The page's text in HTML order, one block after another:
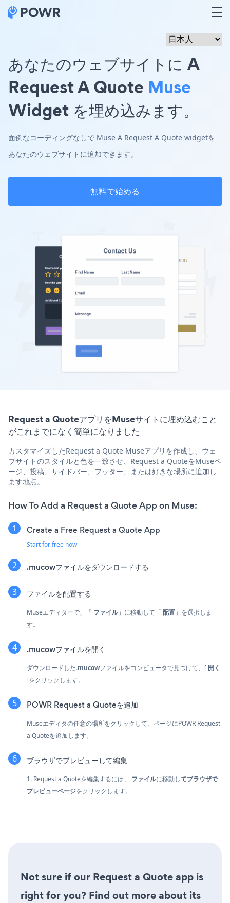
あなたのウェブサイトに A
Request A Quote Muse
Widget を埋め込みます。
面倒なコーディングなしで Muse A Request A Quote widgetを
あなたのウェブサイトに追加できます。
無料で始める
Request a QuoteアプリをMuseサイトに埋め込むこと
がこれまでになく簡単になりました
カスタマイズしたRequest a Quote Museアプリを作成し、ウェ
ブサイトのスタイルと色を一致させ、Request a QuoteをMuseペ
ージ、投稿、サイドバー、フッター、または好きな場所に追加し
ます地点。
How To Add a Request a Quote App on Muse:
Create a Free Request a Quote App
Start for free now
.mucowファイルをダウンロードする
ファイルを配置する
Museエディターで、「 ファイル」 に移動して「 配置」 を選択しま
す。
.mucowファイルを開く
ダウンロードした.mucowファイルをコンピュータで見つけて、[開く
]をクリックします。
POWR Request a Quoteを追加
Museエディタの任意の場所をクリックして、ページにPOWR Request
a Quoteを追加します。
ブラウザでプレビューして編集
1. Request a Quoteを編集するには、 ファイルに移動してブラウザで
プレビューページをクリックします。
Not sure if our Request a Quote app is
right for you? Find out more about its